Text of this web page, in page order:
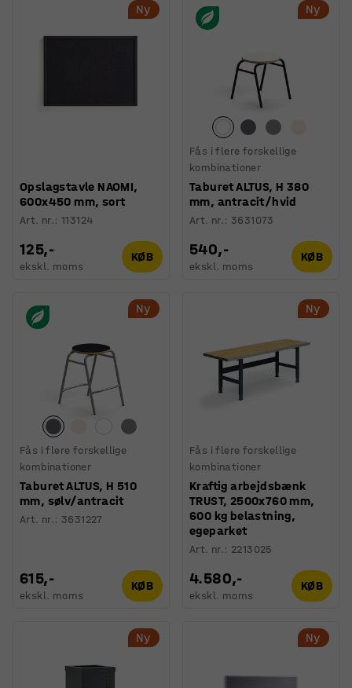
Ny
Opslagstavle NAOMI,
600x450 mm, sort
Art. nr.:113124
125,-
ekskl. moms
KØB
Ny
Fås i flere forskellige
kombinationer
Taburet ALTUS, H 380
mm, antracit/hvid
Art. nr.: 3631073
540,-
ekskl. moms
KØB
Ny
Fås i flere forskellige
kombinationer
Taburet ALTUS, H 510
mm, sølv/antracit
Art. nr.: 3631227
615,-
ekskl. moms
KØB
Ny
Fås i flere forskellige
kombinationer
Kraftig arbejdsbænk
TRUST, 2500x760 mm,
600 kg belastning,
egeparket
Art. nr.: 2213025
4.580,-
ekskl. moms
KØB
Ny Ny